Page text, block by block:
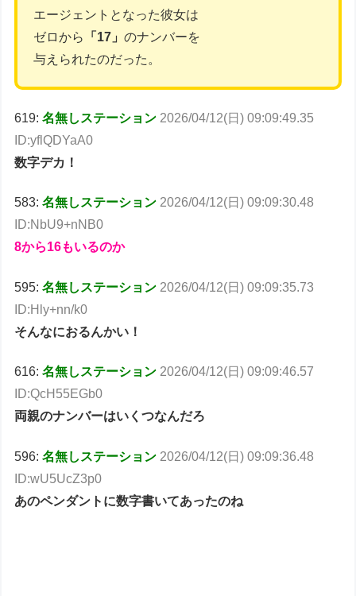
エージェントとなった彼女は
ゼロから
「17」のナンバーを
与えられたのだった。
619:名無しステーション 2026/04/12(日) 09:09:49.35
ID:yflQDYaA0
数字デカ！
583:名無しステーション 2026/04/12(日) 09:09:30.48
ID:NbU9+nNB0
8から16もいるのか
595:名無しステーション 2026/04/12(日) 09:09:35.73
ID:Hly+nn/k0
そんなにおるんかい！
616:名無しステーション 2026/04/12(日) 09:09:46.57
ID:QcH55EGb0
両親のナンバーはいくつなんだろ
596:名無しステーション 2026/04/12(日) 09:09:36.48
ID:wU5UcZ3p0
あのペンダントに数字書いてあったのね